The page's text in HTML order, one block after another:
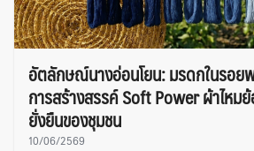
อัตลักษณ์นางอ่อนโยน: มรดกในรอย
การสร้างสรรค์ Soft Power ผ้าไหม
ยั่งยืนของชุมชน
10/06/2569